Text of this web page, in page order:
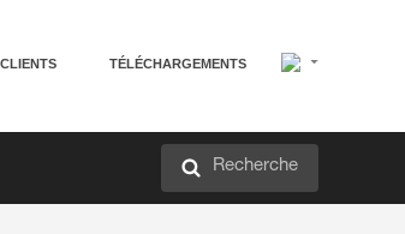
TÉLÉCHARGEMENTS
Recherche